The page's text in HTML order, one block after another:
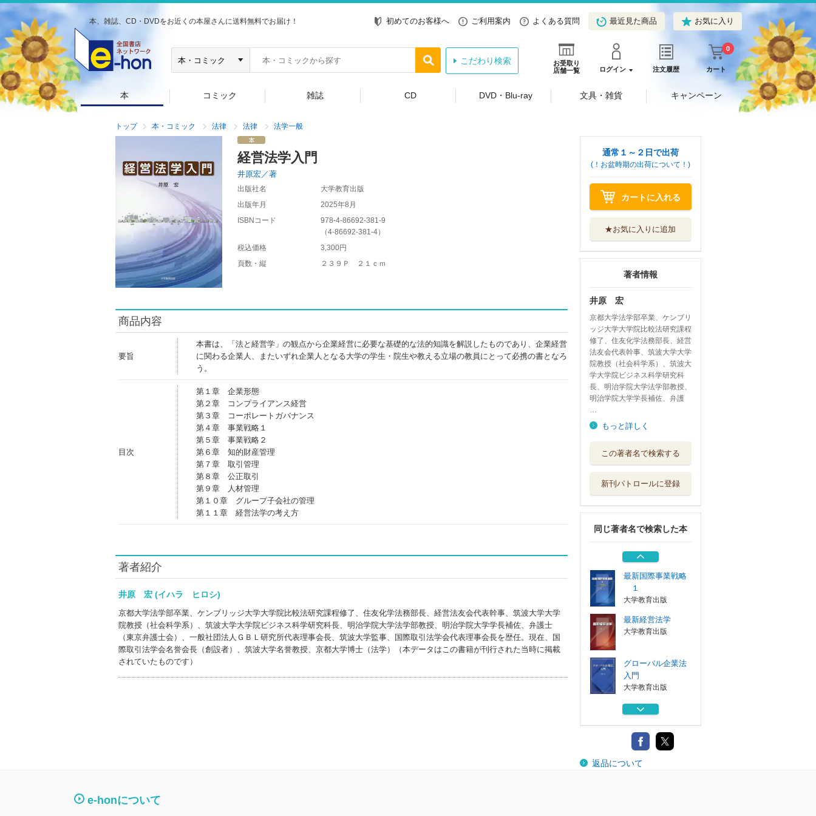
本、雑誌、CD・DVDをお近くの本屋さんに送料無料でお届け！ 初めてのお客様へ ご利用案内 よくある質問 最近見た商品 お気に入り
お受取り
店舗一覧
ログイン 注文履歴 カート
0
こだわり検索
本 コミック 雑誌 CD DVD・Blu-ray 文具・雑貨 キャンペーン
トップ 本・コミック 法律 法律 法学一般
経営法学入門
井原宏／著
出版社名
大学教育出版
出版年月
2025年8月
ISBNコード
978-4-86692-381-9
（4-86692-381-4）
税込価格
3,300円
頁数・縦
２３９Ｐ ２１ｃｍ
商品内容
要旨
本書は、「法と経営学」の観点から企業経営に必要な基礎的な法的知識を解説したものであり、企業経営
に関わる企業人、またいずれ企業人となる大学の学生・院生や教える立場の教員にとって必携の書となろ
う。
目次
第１章 企業形態
第２章 コンプライアンス経営
第３章 コーポレートガバナンス
第４章 事業戦略１
第５章 事業戦略２
第６章 知的財産管理
第７章 取引管理
第８章 公正取引
第９章 人材管理
第１０章 グループ子会社の管理
第１１章 経営法学の考え方
著者紹介
井原 宏 (イハラ ヒロシ)
京都大学法学部卒業、ケンブリッジ大学大学院比較法研究課程修了、住友化学法務部長、経営法友会代表幹事、筑波大学大学
院教授（社会科学系）、筑波大学大学院ビジネス科学研究科長、明治学院大学法学部教授、明治学院大学学長補佐、弁護士
（東京弁護士会）、一般社団法人ＧＢＬ研究所代表理事会長、筑波大学監事、国際取引法学会代表理事会長を歴任。現在、国
際取引法学会名誉会長（創設者）、筑波大学名誉教授、京都大学博士（法学）（本データはこの書籍が刊行された当時に掲載
されていたものです）
通常１～２日で出荷
(！お盆時期の出荷について！)
カートに入れる
★お気に入りに追加
著者情報
井原 宏
京都大学法学部卒業、ケンブリ
ッジ大学大学院比較法研究課程
修了、住友化学法務部長、経営
法友会代表幹事、筑波大学大学
院教授（社会科学系）、筑波大
学大学院ビジネス科学研究科
長、明治学院大学法学部教授、
明治学院大学学長補佐、弁護
…
もっと詳しく
この著者名で検索する
新刊パトロールに登録
同じ著者名で検索した本
入門
国際知的財産法入
大学教育出版
アメリカ幻想
東京図書出版
最新国際事業戦略
１
大学教育出版
最新経営法学
大学教育出版
グローバル企業法
入門
大学教育出版
国際知的財産法入
大学教育出版
アメリカ幻想
東京図書出版
返品について
e-honについて